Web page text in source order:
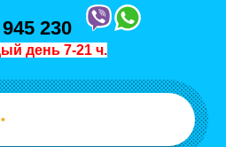
230
день 7-21 ч.
•